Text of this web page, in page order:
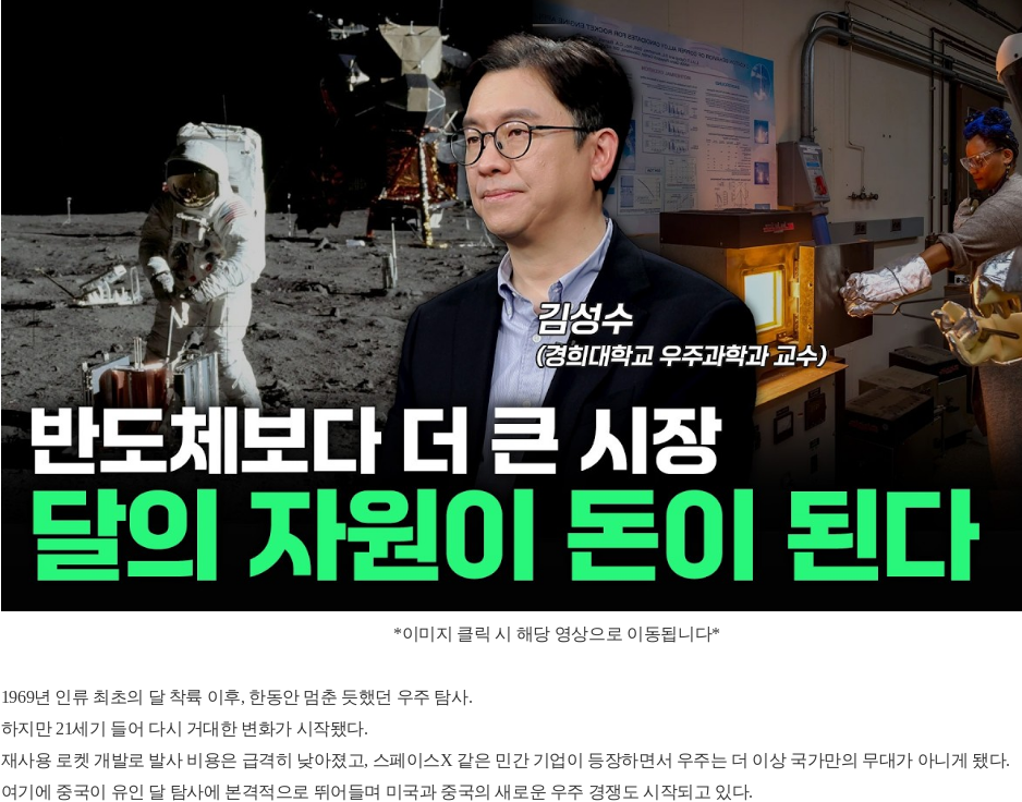
*이미지 클릭 시 해당 영상으로 이동됩니다*
1969년 인류 최초의 달 착륙 이후, 한동안 멈춘 듯했던 우주 탐사.
하지만 21세기 들어 다시 거대한 변화가 시작됐다.
재사용 로켓 개발로 발사 비용은 급격히 낮아졌고, 스페이스X 같은 민간 기업이 등장하면서 우주는 더 이상 국가만의 무대가 아니게 됐다.
여기에 중국이 유인 달 탐사에 본격적으로 뛰어들며 미국과 중국의 새로운 우주 경쟁도 시작되고 있다.